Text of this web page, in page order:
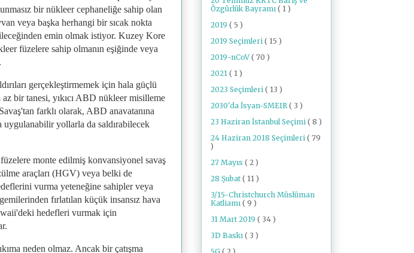
bir nükleer cephaneliğe sahip olan
veya başka herhangi bir sıcak nokta
emin olmak istiyor. Kuzey Kore
füzelere sahip olmanın eşiğinde veya
gerçekleştirmemek için hala güçlü
bir tanesi, yıkıcı ABD nükleer misilleme
farklı olarak, ABD anavatanına
uygulanabilir yollarla da saldırabilecek
monte edilmiş konvansiyonel savaş
araçları (HGV) veya belki de
vurma yeteneğine sahipler veya
fırlatılan küçük insansız hava
hedefleri vurmak için
neden olmaz. Ancak bir çatışma
Özgürlük Bayramı ( 1 )
2019 ( 5 )
2019 Seçimleri ( 15 )
2019-nCoV( 70 )
2021 ( 1 )
2023 Seçimleri ( 13 )
2030'da İsyan-SMEIR ( 3 )
23 Haziran İstanbul Seçimi ( 8 )
24 Haziran 2018 Seçimleri ( 79
)
27 Mayıs ( 2 )
28 Şubat ( 11 )
3/15-Christchurch Müslüman
Katliamı ( 9 )
31 Mart 2019 ( 34 )
3D Baskı ( 3 )